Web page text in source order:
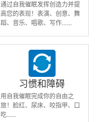
通过自我催眠发挥创造力并提
高您的表现！表演、创意、舞
蹈、音乐、唱歌、写作……
习惯和障碍
用自我催眠完成你的自由之
旅！脸红、尿床、咬指甲、口
吃......